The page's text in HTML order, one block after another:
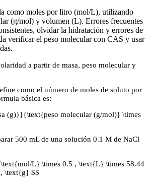
como moles por litro (mol/L), utilizando
(g/mol) y volumen (L). Errores frecuentes
olvidar la hidratación y errores de
verificar el peso molecular con CAS y usar
a partir de masa, peso molecular y
como el número de moles de soluto por
básica es:
(g)}}{\text{peso molecular (g/mol)} \times
500 mL de una solución 0.1 M de NaCl
L} \times 0.5 , \text{L} \times 58.44
\text{g} $$